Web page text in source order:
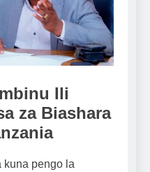
Ili
za Biashara
kuna pengo la